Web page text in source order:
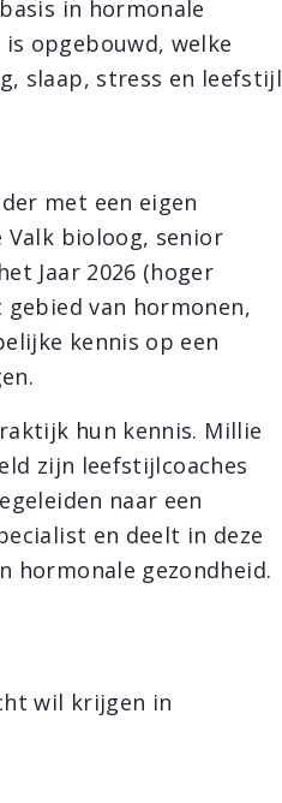
in hormonale
opgebouwd, welke
slaap, stress en leefstijl
met een eigen
Valk bioloog, senior
Jaar 2026 (hoger
van hormonen,
kennis op een
hun kennis. Millie
zijn leefstijlcoaches
naar een
en deelt in deze
hormonale gezondheid.
wil krijgen in